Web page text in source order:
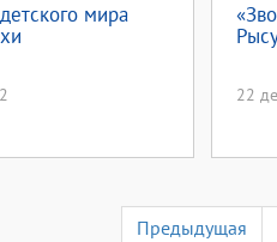
мира
22
Предыдущая